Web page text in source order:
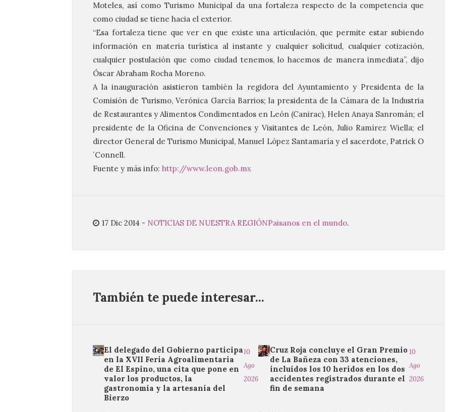
Moteles, así como Turismo Municipal da una fortaleza respecto de la competencia que
como ciudad se tiene hacia el exterior.
“Esa fortaleza tiene que ver en que existe una articulación, que permite estar subiendo
información en materia turística al instante y cualquier solicitud, cualquier cotización,
cualquier postulación que como ciudad tenemos, lo hacemos de manera inmediata”, dijo
Óscar Abraham Rocha Moreno.
A la inauguración asistieron también la regidora del Ayuntamiento y Presidenta de la
Comisión de Turismo, Verónica García Barrios; la presidenta de la Cámara de la Industria
de Restaurantes y Alimentos Condimentados en León (Canirac), Helen Anaya Sanromán; el
presidente de la Oficina de Convenciones y Visitantes de León, Julio Ramírez Wiella; el
director General de Turismo Municipal, Manuel López Santamaría y el sacerdote, Patrick O
´Connell.
Fuente y más info: http://www.leon.gob.mx
17 Dic 2014 - NOTICIAS DE NUESTRA REGIÓNPaisanos en el mundo.
También te puede interesar...
El delegado del Gobierno participa
en la XVII Feria Agroalimentaria
de El Espino, una cita que pone en
valor los productos, la
gastronomía y la artesanía del
Bierzo
10
Ago
2026
Cruz Roja concluye el Gran Premio
de La Bañeza con 33 atenciones,
incluidos los 10 heridos en los dos
accidentes registrados durante el
fin de semana
10
Ago
2026